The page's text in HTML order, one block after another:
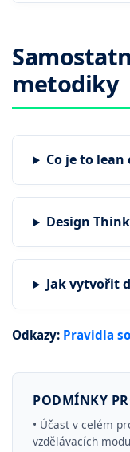
metodiky
Co je to lean
Design
Jak vytvořit
Odkazy: Pravidla
PODMÍNKY
• Účast v celém
vzdělávacích